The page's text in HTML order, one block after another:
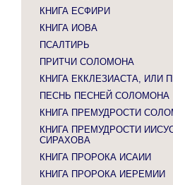
КНИГА ЕСФИРИ
КНИГА ИОВА
ПСАЛТИРЬ
ПРИТЧИ СОЛОМОНА
КНИГА ЕККЛЕЗИАСТА, ИЛИ
ПЕСНЬ ПЕСНЕЙ СОЛОМОНА
КНИГА ПРЕМУДРОСТИ
КНИГА ПРЕМУДРОСТИ
СИРАХОВА
КНИГА ПРОРОКА ИСАИИ
КНИГА ПРОРОКА ИЕРЕМИИ